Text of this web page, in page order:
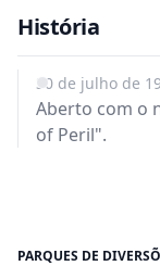
História
30 de julho de
Aberto com o
of Peril".
PARQUES DE